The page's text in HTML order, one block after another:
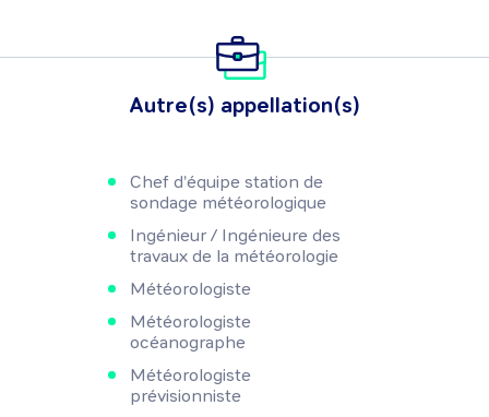
Autre(s) appellation(s)
Chef d'équipe station de
sondage météorologique
Ingénieur / Ingénieure des
travaux de la météorologie
Météorologiste
Météorologiste
océanographe
Météorologiste
prévisionniste